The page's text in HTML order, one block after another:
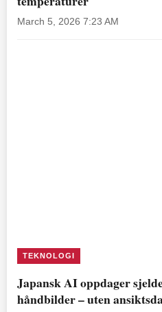
March 5, 2026 7:23 AM
TEKNOLOGI
Japansk AI oppdager
håndbilder – uten